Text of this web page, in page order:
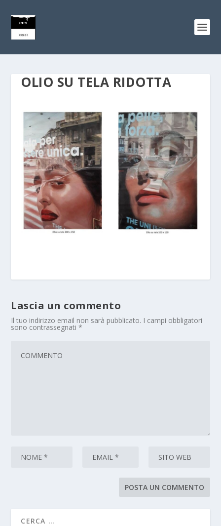
OLIO SU TELA RIDOTTA
Lascia un commento
Il tuo indirizzo email non sarà pubblicato. I campi obbligatori
sono contrassegnati*